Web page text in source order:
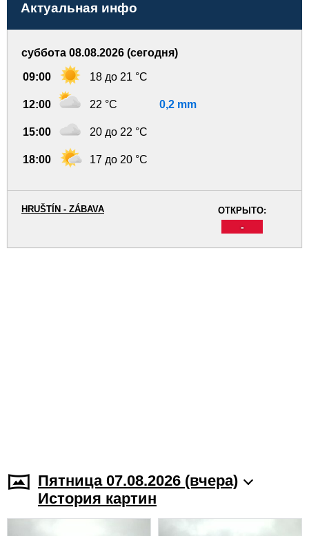
Актуальная инфо
суббота 08.08.2026 (сегодня)
09:00 18 до 21 °C
12:00 22 °C 0,2 mm
15:00 20 до 22 °C
18:00 17 до 20 °C
ОТКРЫТО:
-
HRUŠTÍN - ZÁBAVA
Пятница 07.08.2026 (вчера)
История картин